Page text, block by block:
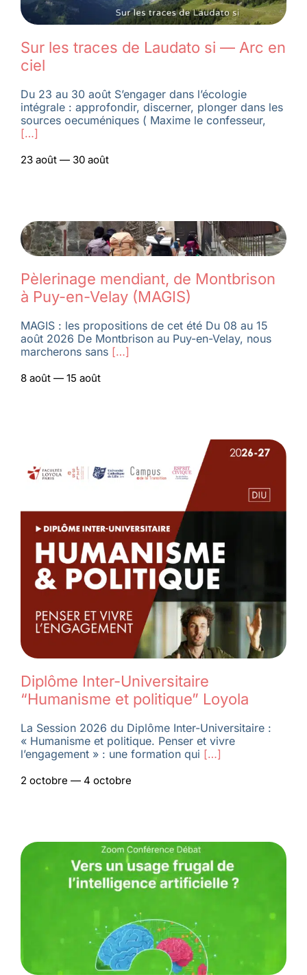
Membres
L’actu
Nous soutenir
Sur les traces de Laudato si — Arc en
ciel
Du 23 au 30 août S’engager dans l’écologie
intégrale : approfondir, discerner, plonger dans les
sources oecuméniques ( Maxime le confesseur,
[…]
23 août — 30 août
Pèlerinage mendiant, de Montbrison
à Puy-en-Velay (MAGIS)
MAGIS : les propositions de cet été Du 08 au 15
août 2026 De Montbrison au Puy-en-Velay, nous
marcherons sans[…]
8 août — 15 août
Diplôme Inter-Universitaire
“Humanisme et politique” Loyola
La Session 2026 du Diplôme Inter-Universitaire :
« Humanisme et politique. Penser et vivre
l’engagement » : une formation qui […]
2 octobre — 4 octobre